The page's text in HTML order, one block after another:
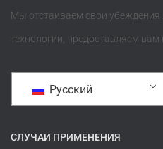
Мы отстаиваем свои
технологии, предоставляем
Русский
СЛУЧАИ ПРИМЕНЕНИЯ